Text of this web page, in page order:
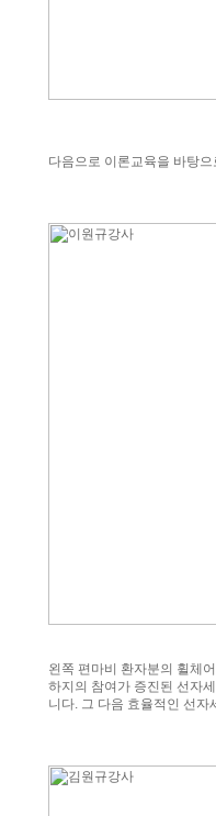
다음으로 이론교육을 바탕
왼쪽 편마비 환자분의 휠체
하지의 참여가 증진된 선자
니다. 그 다음 효율적인 선